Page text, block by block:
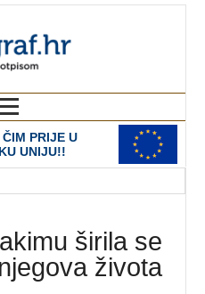
PRIJE U
UNIJU!!
širila se
života